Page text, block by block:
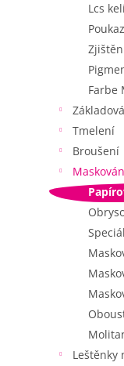
Lcs
Farbe
Tmelení
Broušení
Leštěnky